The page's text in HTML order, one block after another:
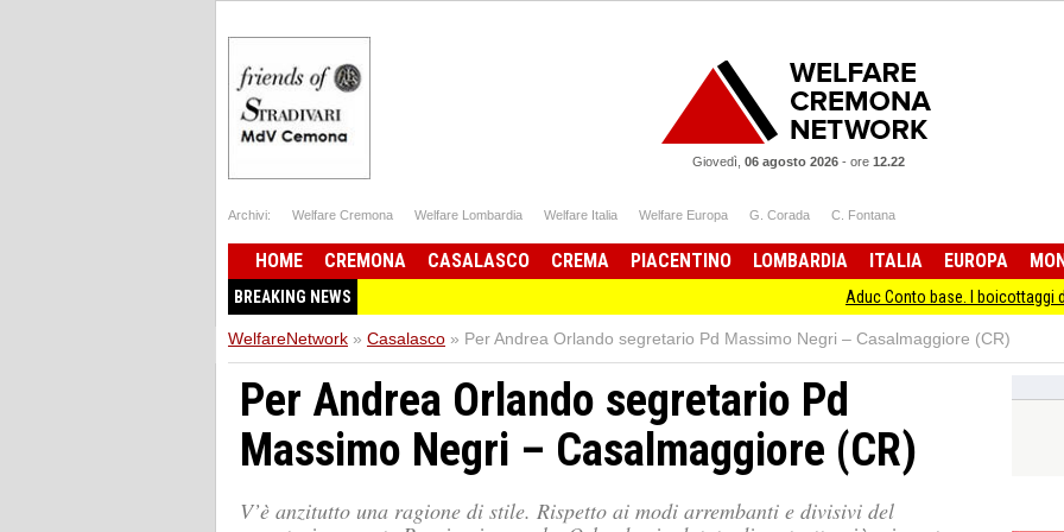
Giovedì, 06 agosto 2026- ore 12.22
Archivi: Welfare Cremona Welfare Lombardia Welfare Italia Welfare Europa G. Corada C. Fontana
HOME CREMONA CASALASCO CREMA PIACENTINO LOMBARDIA ITALIA EUROPA
BREAKING NEWS Aduc Conto base. I boicottaggi delle banche
WelfareNetwork » Casalasco » Per Andrea Orlando segretario Pd Massimo Negri – Casalmaggiore (CR)
Per Andrea Orlando segretario Pd
Massimo Negri – Casalmaggiore (CR)
V’è anzitutto una ragione di stile. Rispetto ai modi arrembanti e divisivi del